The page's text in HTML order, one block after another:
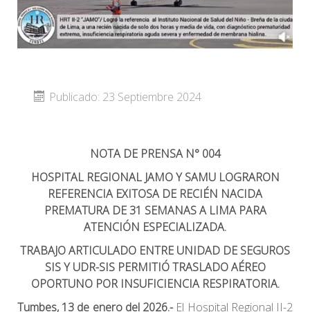
Publicado: 23 Septiembre 2024
NOTA DE PRENSA N° 004
HOSPITAL REGIONAL JAMO Y SAMU LOGRARON
REFERENCIA EXITOSA DE RECIÉN NACIDA
PREMATURA DE 31 SEMANAS A LIMA PARA
ATENCIÓN ESPECIALIZADA.
TRABAJO ARTICULADO ENTRE UNIDAD DE SEGUROS
SIS Y UDR-SIS PERMITIÓ TRASLADO AÉREO
OPORTUNO POR INSUFICIENCIA RESPIRATORIA.
Tumbes, 13 de enero del 2026.-El Hospital Regional II-2